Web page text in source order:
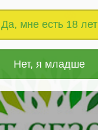
Да, мне есть 18 лет
Нет, я младше